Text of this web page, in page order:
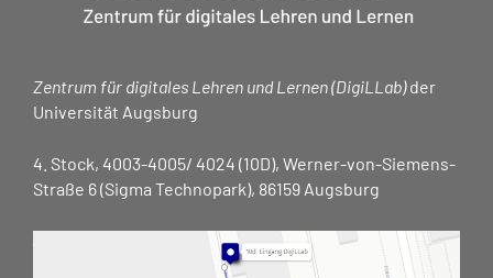
Zentrum für digitales Lehren und Lernen (DigiLLab)der
Universität Augsburg
4. Stock, 4003-4005/ 4024 (10D), Werner-von-Siemens-
Straße 6 (Sigma Technopark), 86159 Augsburg